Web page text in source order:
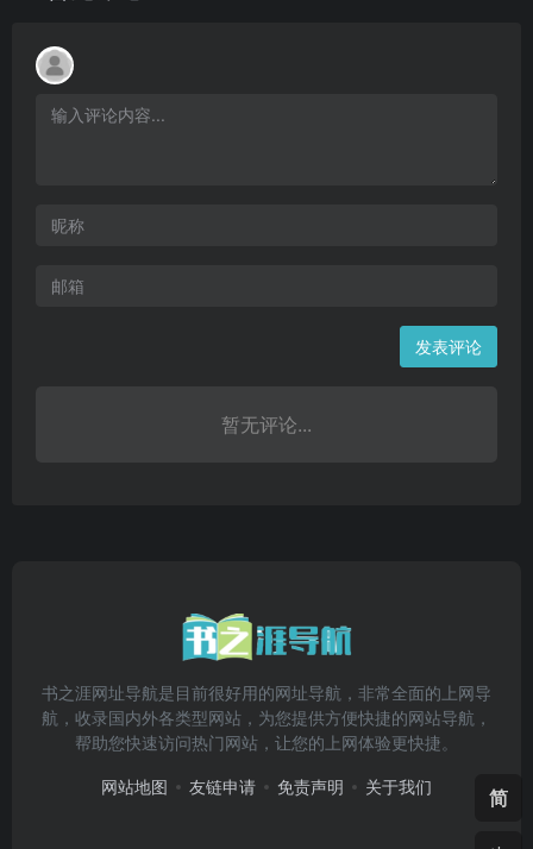
发表评论
暂无评论...
书之涯网址导航是目前很好用的网址导航，非常全面的上网导
航，收录国内外各类型网站，为您提供方便快捷的网站导航，
帮助您快速访问热门网站，让您的上网体验更快捷。
网站地图 友链申请 免责声明 关于我们 简